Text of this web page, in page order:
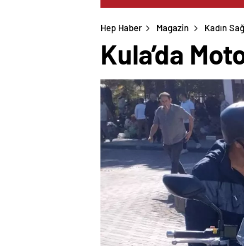
Hep Haber Magazin Kadın
Kula’da